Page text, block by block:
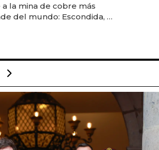
a la mina de cobre más
del mundo: Escondida, el